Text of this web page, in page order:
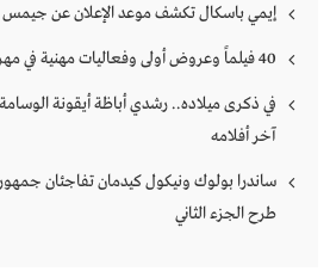
إيمي باسكال تكشف موعد الإعلان عن جيمس
40 فيلماً وعروض أولى وفعاليات مهنية في مهرجان نافذة على أوروبا
في ذكرى ميلاده.. رشدي أباظة أيقونة
آخر أفلامه
طرح الجزء الثاني